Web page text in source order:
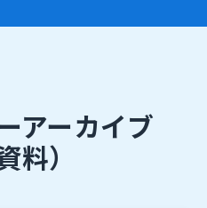
アーカイブ
料）